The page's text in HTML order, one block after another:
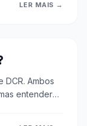
LER MAIS →
DCR. Ambos
entender